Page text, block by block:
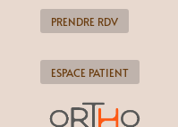
PRENDRE RDV
ESPACE PATIENT